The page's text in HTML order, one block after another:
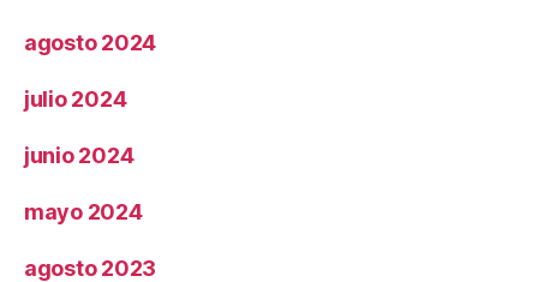
agosto 2024
julio 2024
junio 2024
mayo 2024
agosto 2023